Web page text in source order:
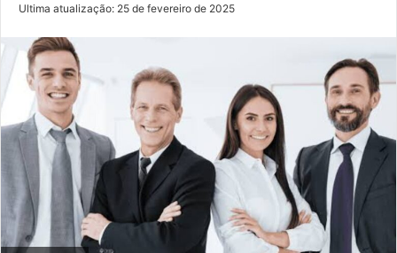
Ultima atualização: 25 de fevereiro de 2025